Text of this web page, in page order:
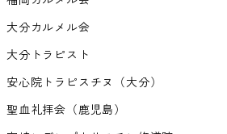
大分カルメル会
大分トラピスト
安心院トラピスチヌ（大分）
聖血礼拝会（鹿児島）